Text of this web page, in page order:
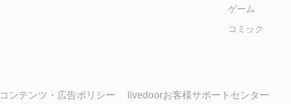
ゲーム
コミック
コンテンツ・広告ポリシー livedoorお客様サポートセンター